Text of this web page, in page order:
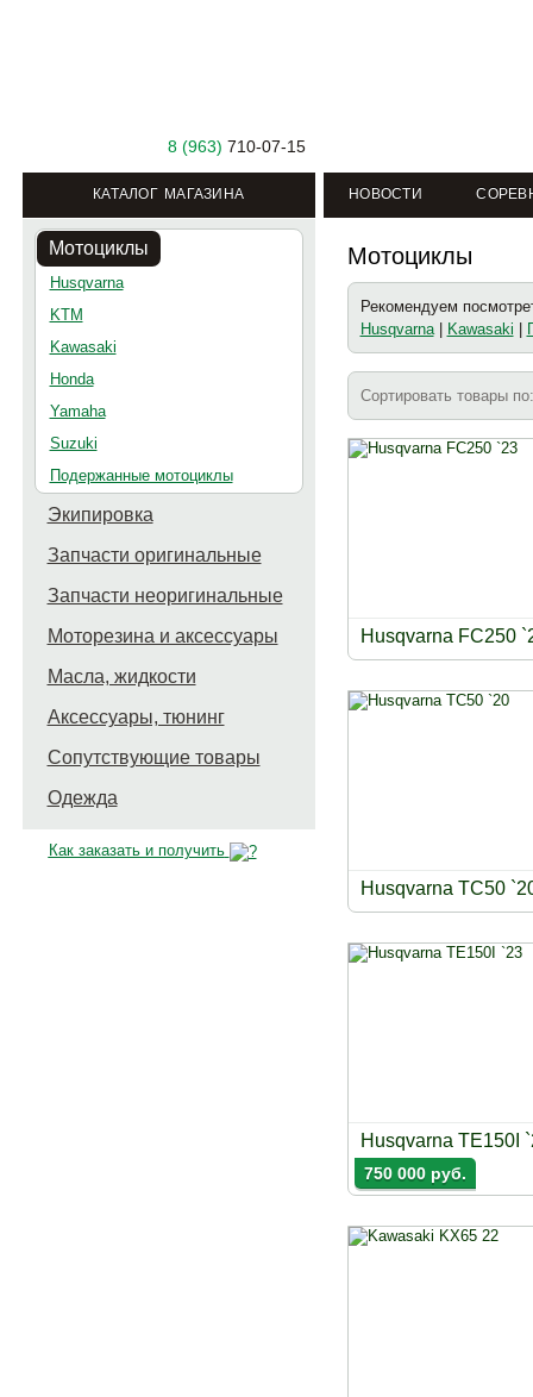
8 (963) 710-07-15
КАТАЛОГ МАГАЗИНА НОВОСТИ
Мотоциклы
Husqvarna
KTM
Kawasaki
Honda
Yamaha
Suzuki
Подержанные мотоциклы
Экипировка
Запчасти оригинальные
Запчасти неоригинальные
Моторезина и аксессуары
Масла, жидкости
Аксессуары, тюнинг
Сопутствующие товары
Одежда
Как заказать и получить
Мотоциклы
Рекомендуем
Husqvarna| Kawasaki
Сортировать товары
Husqvarna FC250
Husqvarna TC50
Husqvarna TE150I
750 000 руб.